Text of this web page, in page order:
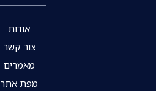
אודות
צור קשר
מאמרים
מפת אתר